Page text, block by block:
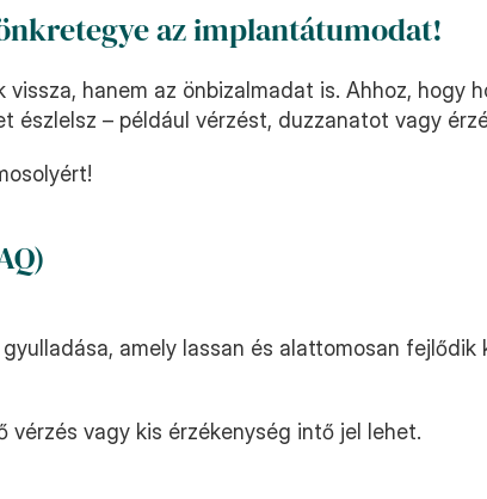
az implantátumodat!
hanem az önbizalmadat is. Ahhoz, hogy
észlelsz – például vérzést, duzzanatot vagy
amely lassan és alattomosan fejlődik
vagy kis érzékenység intő jel lehet.